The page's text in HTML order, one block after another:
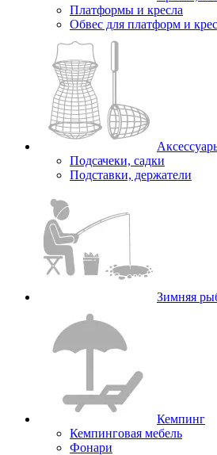
Платформы и кресла
Обвес для платформ и
Подсачеки, садки
Подставки, держатели
Зимняя
Кемпинг
Кемпинговая мебель
Фонари